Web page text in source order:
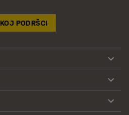
PODRŠCI